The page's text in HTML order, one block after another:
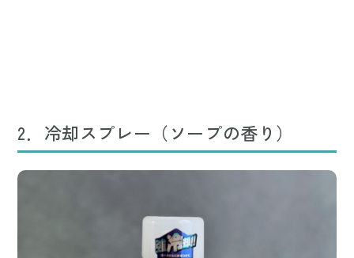
2．冷却スプレー（ソープの香り）